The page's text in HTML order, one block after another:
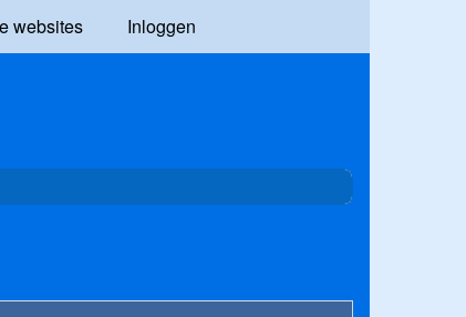
websites Inloggen